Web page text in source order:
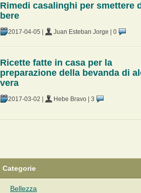
Rimedi casalinghi per smettere
bere
2017-04-05 Juan Esteban Jorge 0
Ricette fatte in casa per la
preparazione della bevanda di
vera
2017-03-02 Hebe Bravo 3
Categorie
Bellezza